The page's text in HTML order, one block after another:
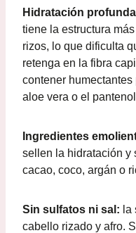
Hidratación
tiene la estructura
rizos, lo que dificulta
retenga en la fibra
contener
aloe vera o el
Ingredientes
sellen la hidratación y
cacao, coco, argán o
Sin sulfatos ni sal: la
cabello rizado y afro.